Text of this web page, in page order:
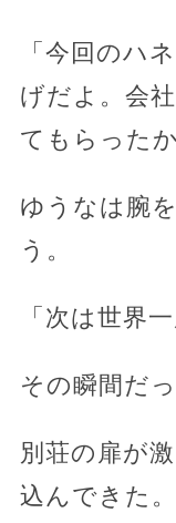
「今回のハ
げだよ。会
てもらったか
ゆうなは腕
う。
「次は世界
その瞬間だっ
別荘の扉が
込んできた。